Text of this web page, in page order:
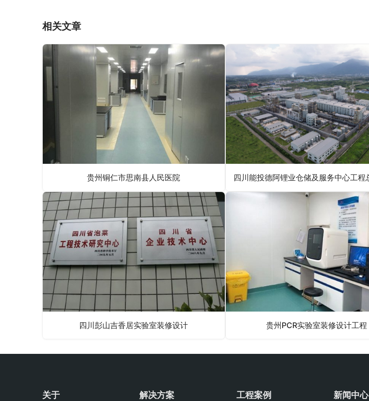
相关文章
贵州铜仁市思南县人民医院
四川彭山吉香居实验室装修设计 贵州PCR实验室装修设计工程
关于 解决方案 工程案例 新闻中心